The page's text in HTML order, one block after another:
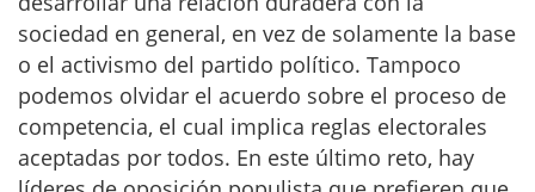
sociedad en general, en vez de solamente la base
o el activismo del partido político. Tampoco
podemos olvidar el acuerdo sobre el proceso de
competencia, el cual implica reglas electorales
aceptadas por todos. En este último reto, hay